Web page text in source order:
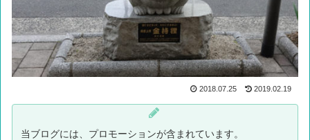
2018.07.25 2019.02.19
当ブログには、プロモーションが含まれています。